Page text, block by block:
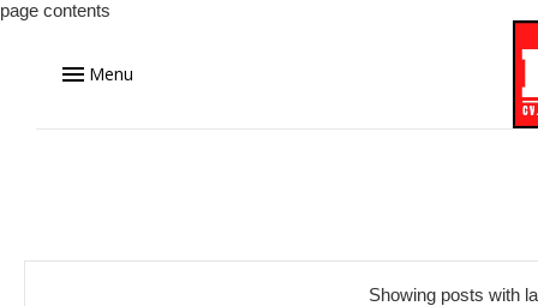
page contents
Menu
Showing posts with